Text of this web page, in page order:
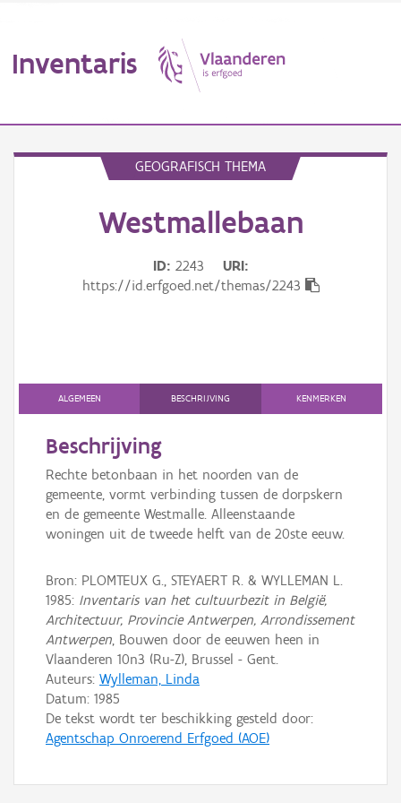
Inventaris
Persoon of collectief
Downloads
Hergebruik
Aanmelden
GEOGRAFISCH THEMA
Westmallebaan
ID 2243
URI
https://id.erfgoed.net/themas/2243
ALGEMEEN BESCHRIJVING KENMERKEN
Beschrijving
Rechte betonbaan in het noorden van de
gemeente, vormt verbinding tussen de dorpskern
en de gemeente Westmalle. Alleenstaande
woningen uit de tweede helft van de 20ste eeuw.
Bron: PLOMTEUX G., STEYAERT R. & WYLLEMAN L.
1985: Inventaris van het cultuurbezit in België,
Architectuur, Provincie Antwerpen, Arrondissement
Antwerpen, Bouwen door de eeuwen heen in
Vlaanderen 10n3 (Ru-Z), Brussel - Gent.
Auteurs: Wylleman, Linda
Datum: 1985
De tekst wordt ter beschikking gesteld door:
Agentschap Onroerend Erfgoed (AOE)